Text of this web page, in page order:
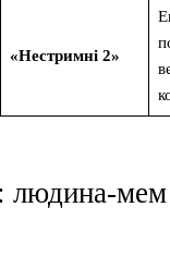
«Нестримні 2»
людина-мем